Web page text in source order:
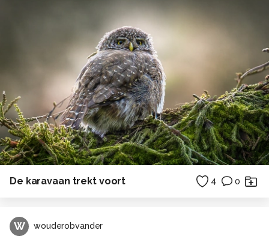
De karavaan trekt voort 4 0
W wouderobvander